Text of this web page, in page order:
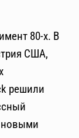
80-х. В
США,
решили
новыми